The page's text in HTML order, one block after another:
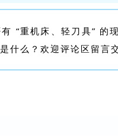
“重机床、轻刀具” 的
什么？欢迎评论区留言